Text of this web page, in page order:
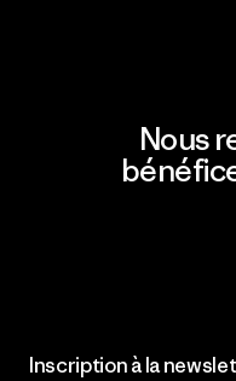
Nous
Inscription à la